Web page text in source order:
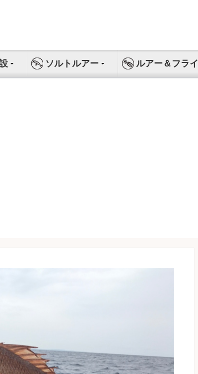
ソルトルアー ルアー＆フライ